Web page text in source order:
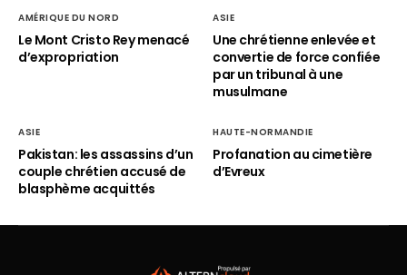
AMÉRIQUE DU NORD
Le Mont Cristo Rey menacé
d’expropriation
ASIE
Une chrétienne enlevée et
convertie de force confiée
par un tribunal à une
musulmane
ASIE
Pakistan: les assassins d’un
couple chrétien accusé de
blasphème acquittés
HAUTE-NORMANDIE
Profanation au cimetière
d’Evreux